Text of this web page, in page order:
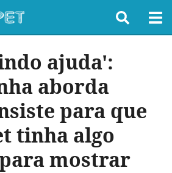
ajuda':
aborda
para que
tinha algo
mostrar